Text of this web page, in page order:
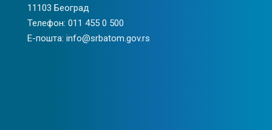
11103 Београд
Телефон: 011 455 0 500
Е-пошта: info@srbatom.gov.rs